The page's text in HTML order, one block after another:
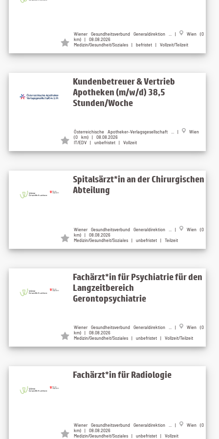
Wiener Gesundheitsverbund Generaldirektion ... |
Wien (0
km) | 08.08.2026
Medizin/Gesundheit/Soziales | befristet | Vollzeit/Teilzeit
Kundenbetreuer & Vertrieb
Apotheken (m/w/d) 38,5
Stunden/Woche
Österreichische Apotheker-Verlagsgesellschaft ... |
Wien
(0 km) | 08.08.2026
IT/EDV | unbefristet | Vollzeit
Spitalsärzt*in an der Chirurgischen
Abteilung
Wiener Gesundheitsverbund Generaldirektion ... |
Wien (0
km) | 08.08.2026
Medizin/Gesundheit/Soziales | unbefristet | Teilzeit
Fachärzt*in für Psychiatrie für den
Langzeitbereich
Gerontopsychiatrie
Wiener Gesundheitsverbund Generaldirektion ... |
Wien (0
km) | 08.08.2026
Medizin/Gesundheit/Soziales | unbefristet | Vollzeit/Teilzeit
Fachärzt*in für Radiologie
Wiener Gesundheitsverbund Generaldirektion ... |
Wien (0
km) | 08.08.2026
Medizin/Gesundheit/Soziales | unbefristet | Vollzeit